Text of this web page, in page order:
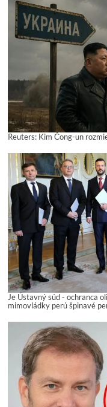
Reuters: Kim Čong-un
Je Ústavný súd - ochranca
mimovládky perú špinavé